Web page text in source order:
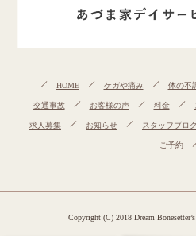
HOME ケガや痛み 体の不
交通事故 お客様の声 料金
求人募集 お知らせ スタッフブロ
ご予約
Copyright (C) 2018 Dream